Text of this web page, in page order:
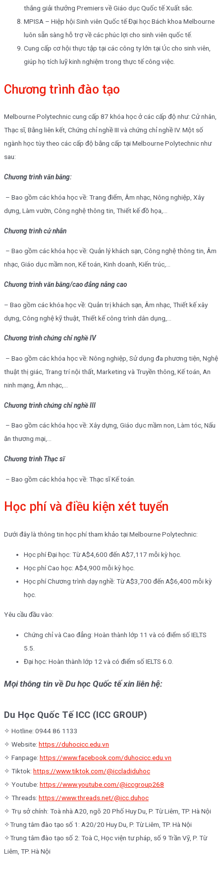
thắng giải thưởng Premiers về Giáo dục Quốc tế Xuất sắc.
MPISA – Hiệp hội Sinh viên Quốc tế Đại học Bách khoa Melbourne
luôn sẵn sàng hỗ trợ về các phúc lợi cho sinh viên quốc tế.
Cung cấp cơ hội thực tập tại các công ty lớn tại Úc cho sinh viên,
giúp họ tích luỹ kinh nghiệm trong thực tế công việc.
Chương trình đào tạo
Melbourne Polytechnic cung cấp 87 khóa học ở các cấp độ như: Cử nhân,
Thạc sĩ, Bằng liên kết, Chứng chỉ nghề III và chứng chỉ nghề IV. Một số
ngành học tùy theo các cấp độ bằng cấp tại Melbourne Polytechnic như
sau:
Chương trình văn bằng:
– Bao gồm các khóa học về: Trang điểm, Âm nhạc, Nông nghiệp, Xây
dựng, Làm vườn, Công nghệ thông tin, Thiết kế đồ họa,…
Chương trình cử nhân
– Bao gồm các khóa học về: Quản lý khách sạn, Công nghệ thông tin, Âm
nhạc, Giáo dục mầm non, Kế toán, Kinh doanh, Kiến trúc,…
Chương trình văn bằng/cao đẳng nâng cao
– Bao gồm các khóa học về: Quản trị khách sạn, Âm nhạc, Thiết kế xây
dựng, Công nghệ kỹ thuật, Thiết kế công trình dân dụng,…
Chương trình chứng chỉ nghề IV
– Bao gồm các khóa học về: Nông nghiệp, Sử dụng đa phương tiện, Nghệ
thuật thị giác, Trang trí nội thất, Marketing và Truyền thông, Kế toán, An
ninh mạng, Âm nhạc,…
Chương trình chứng chỉ nghề III
– Bao gồm các khóa học về: Xây dựng, Giáo dục mầm non, Làm tóc, Nấu
ăn thương mại,…
Chương trình Thạc sĩ
– Bao gồm các khóa học về: Thạc sĩ Kế toán.
Học phí và điều kiện xét tuyển
Dưới đây là thông tin học phí tham khảo tại Melbourne Polytechnic:
Học phí Đại học: Từ A$4,600 đến A$7,117 mỗi kỳ học.
Học phí Cao học: A$4,900 mỗi kỳ học.
Học phí Chương trình dạy nghề: Từ A$3,700 đến A$6,400 mỗi kỳ
học.
Yêu cầu đầu vào:
Chứng chỉ và Cao đẳng: Hoàn thành lớp 11 và có điểm số IELTS
5.5.
Đại học: Hoàn thành lớp 12 và có điểm số IELTS 6.0.
Mọi thông tin về Du học Quốc tế xin liên hệ:
Du Học Quốc Tế ICC (ICC GROUP)
✧ Hotline: 0944 86 1133
✧ Website: https://duhocicc.edu.vn
✧ Fanpage: https://www.facebook.com/duhocicc.edu.vn
✧ Tiktok: https://www.tiktok.com/@iccladiduhoc
✧ Youtube: https://www.youtube.com/@iccgroup268
✧ Threads: https://www.threads.net/@icc.duhoc
✧ Trụ sở chính: Toà nhà A20, ngõ 20 Phố Huy Du, P. Từ Liêm, TP. Hà Nội
✧Trung tâm đào tạo số 1: A20/20 Huy Du, P. Từ Liêm, TP. Hà Nội
✧Trung tâm đào tạo số 2: Toà C, Học viện tư pháp, số 9 Trần Vỹ, P. Từ
Liêm, TP. Hà Nội